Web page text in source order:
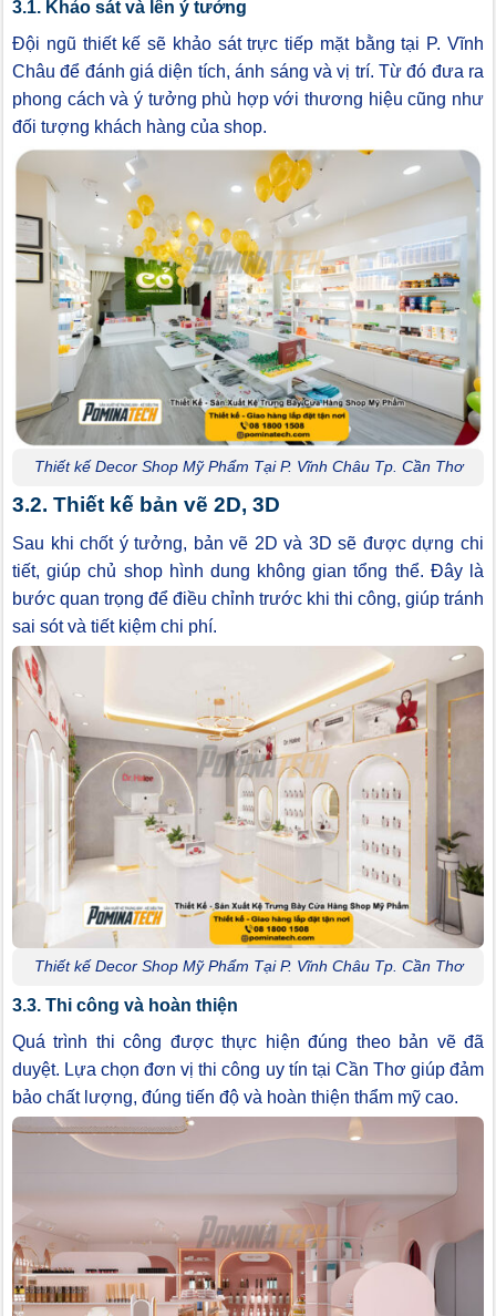
3.1. Khảo sát và lên ý tưởng
Đội ngũ thiết kế sẽ khảo sát trực tiếp mặt bằng tại P. Vĩnh
Châu để đánh giá diện tích, ánh sáng và vị trí. Từ đó đưa ra
phong cách và ý tưởng phù hợp với thương hiệu cũng như
đối tượng khách hàng của shop.
Thiết kế Decor Shop Mỹ Phẩm Tại P. Vĩnh Châu Tp. Cần Thơ
3.2. Thiết kế bản vẽ 2D, 3D
Sau khi chốt ý tưởng, bản vẽ 2D và 3D sẽ được dựng chi
tiết, giúp chủ shop hình dung không gian tổng thể. Đây là
bước quan trọng để điều chỉnh trước khi thi công, giúp tránh
sai sót và tiết kiệm chi phí.
Thiết kế Decor Shop Mỹ Phẩm Tại P. Vĩnh Châu Tp. Cần Thơ
3.3. Thi công và hoàn thiện
Quá trình thi công được thực hiện đúng theo bản vẽ đã
duyệt. Lựa chọn đơn vị thi công uy tín tại Cần Thơ giúp đảm
bảo chất lượng, đúng tiến độ và hoàn thiện thẩm mỹ cao.